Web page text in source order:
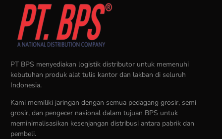
PT BPS menyediakan logistik distributor untuk memenuhi
kebutuhan produk alat tulis kantor dan lakban di seluruh
Indonesia.
Kami memiliki jaringan dengan semua pedagang grosir, semi
grosir, dan pengecer nasional dalam tujuan BPS untuk
meminimalisasikan kesenjangan distribusi antara pabrik dan
pembeli.